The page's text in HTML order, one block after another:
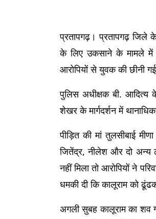
प्रतापगढ़। प्रतापगढ़
के लिए उकसाने के मामले में
आरोपियों से युवक की छीनी
पुलिस अधीक्षक बी.
शेखर के मार्गदर्शन में
पीड़ित की मां तुलसीबाई
जितेंद्र, नीलेश और दो
नहीं मिला तो आरोपियों ने
धमकी दी कि कालूराम को
अगली सुबह कालूराम का शव